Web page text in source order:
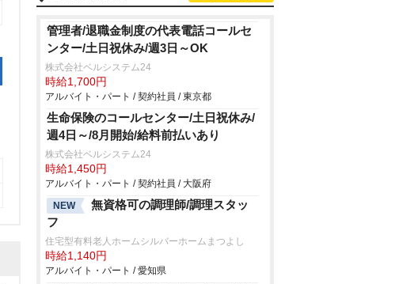
管理者/退職金制度の代表電話コールセ
ンター/土日祝休み/週3日～OK
株式会社ベルシステム24
時給1,700円
アルバイト・パート / 契約社員 / 東京都
生命保険のコールセンター/土日祝休み/
週4日～/8月開始/給料前払いあり
株式会社ベルシステム24
時給1,450円
アルバイト・パート / 契約社員 / 大阪府
NEW
無資格可の調理師/調理スタッ
フ
住宅型有料老人ホームシルバーホームまつよし
時給1,140円
アルバイト・パート / 愛知県